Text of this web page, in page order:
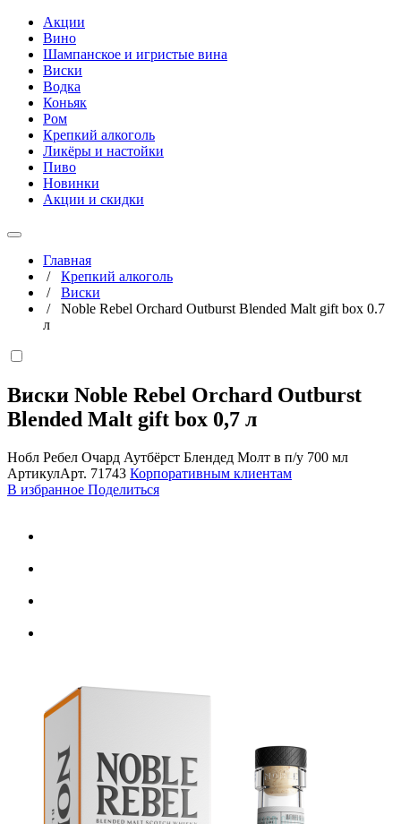
Акции
Вино
Шампанское и игристые вина
Виски
Водка
Коньяк
Ром
Крепкий алкоголь
Ликёры и настойки
Пиво
Новинки
Акции и скидки
Главная
/ Крепкий алкоголь
/ Виски
/ Noble Rebel Orchard Outburst Blended Malt gift box 0.7
л
Виски Noble Rebel Orchard Outburst
Blended Malt gift box 0,7 л
Нобл Ребел Очард Аутбёрст Блендед Молт в п/у 700 мл
АртикулАрт. 71743 Корпоративным клиентам
В избранное Поделиться